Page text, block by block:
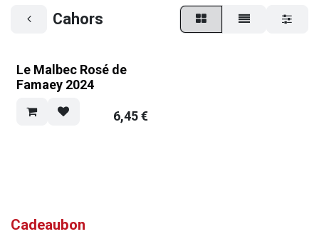
Cahors
Le Malbec Rosé de
Famaey 2024
6,45€
Cadeaubon